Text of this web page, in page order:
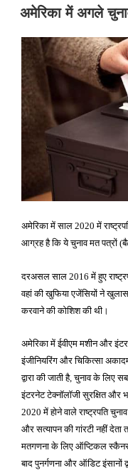
प्रकाशित
किया
अमेरिका में अगले
अमेरिका में साल 2020में
आग्रह है कि ये चुनाव मत पत्रों (
दरअसल साल 2016में हुए
वहां की खुफिया एजेंसियों ने
करवाने की कोशिश की थी।
अमेरिका में ईवीएम मशीन और
इंजीनियरिंग और चिकित्सा
द्वारा की जाती है,चुनाव के लिए
इंटरनेट टेक्नॉलॉजी सुरक्षित और
2020में होने वाले राष्ट्रपति
और सत्यापन की गांरटी नहीं
मतगणना के लिए ऑप्टिकल
बाद पुनर्गणना और ऑडिट इंसानों